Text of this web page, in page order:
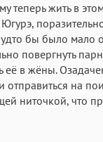
теперь жить в
бы было мало
повергнуть
её в жёны.
отправиться на
ниточкой, что